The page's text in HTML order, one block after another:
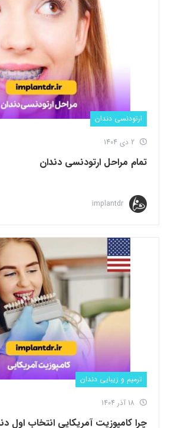
ارتودنسی دندان
تمام مراحل ارتودنسی دندان
implantdr
ترمیم و زیبایی دندان
چرا کامپوزیت آمریکایی انتخاب اول